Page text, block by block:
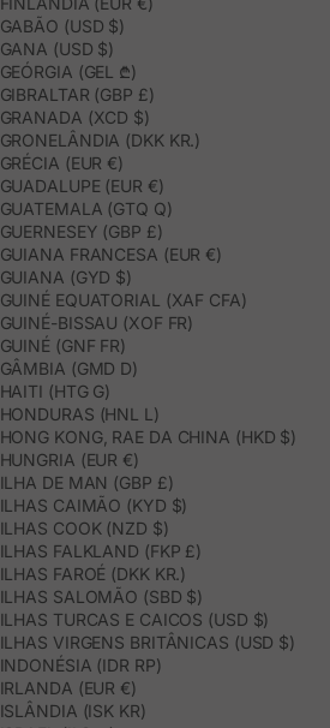
GABÃO (USD $)
GANA (USD $)
GEÓRGIA (GEL ₾)
GIBRALTAR (GBP £)
GRANADA (XCD $)
GRONELÂNDIA (DKK KR.)
GRÉCIA (EUR €)
GUADALUPE (EUR €)
GUATEMALA (GTQ Q)
GUERNESEY (GBP £)
GUIANA FRANCESA (EUR €)
GUIANA (GYD $)
GUINÉ EQUATORIAL (XAF CFA)
GUINÉ-BISSAU (XOF FR)
GUINÉ (GNF FR)
GÂMBIA (GMD D)
HAITI (HTG G)
HONDURAS (HNL L)
HONG KONG, RAE DA CHINA (HKD $)
HUNGRIA (EUR €)
ILHA DE MAN (GBP £)
ILHAS CAIMÃO (KYD $)
ILHAS COOK (NZD $)
ILHAS FALKLAND (FKP £)
ILHAS FAROÉ (DKK KR.)
ILHAS SALOMÃO (SBD $)
ILHAS TURCAS E CAICOS (USD $)
ILHAS VIRGENS BRITÂNICAS (USD $)
INDONÉSIA (IDR RP)
IRLANDA (EUR €)
ISLÂNDIA (ISK KR)